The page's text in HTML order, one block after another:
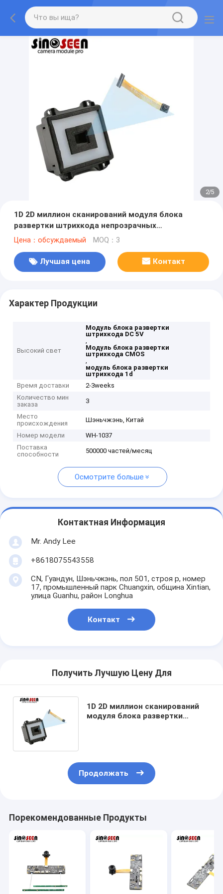
2/5
1D 2D миллион сканирований модуля блока
развертки штрихкода непрозрачных
международных
Цена：обсуждаемый MOQ：3
Лучшая цена Контакт
Характер Продукции
Высокий свет
Модуль блока развертки
штрихкода DC 5V
,
Модуль блока развертки
штрихкода CMOS
,
модуль блока развертки
штрихкода 1d
Время доставки
2-3weeks
Количество мин
заказа
3
Место
происхождения
Шэньчжэнь, Китай
Номер модели
WH-1037
Поставка
способности
500000 частей/месяц
Осмотрите больше
Контактная Информация
Mr. Andy Lee
+8618075543558
CN, Гуандун, Шэньчжэнь, пол 501, строя p, номер
17, промышленный парк Chuangxin, община Xintian,
улица Guanhu, район Longhua
Контакт
Получить Лучшую Цену Для
1D 2D миллион сканирований
модуля блока развертки
Продолжать
Порекомендованные Продукты